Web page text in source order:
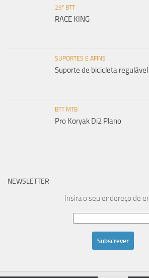
29" BTT
RACE KING
SUPORTES E AFINS
Suporte de bicicleta regulável
BTT MTB
Pro Koryak Di2 Plano
NEWSLETTER
Insira o seu endereço de